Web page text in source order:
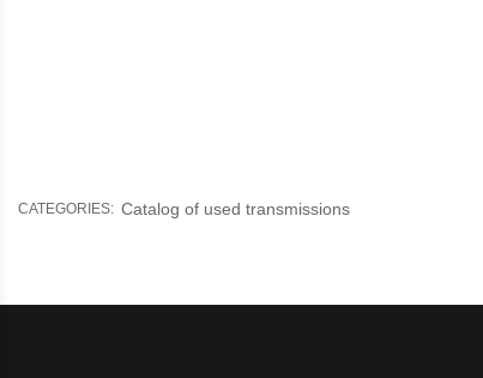
CATEGORIES: Catalog of used transmissions